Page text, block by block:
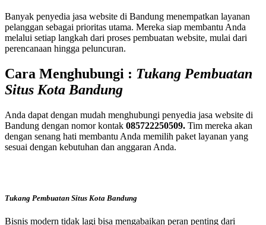
Banyak penyedia jasa website di Bandung menempatkan layanan
pelanggan sebagai prioritas utama. Mereka siap membantu Anda
melalui setiap langkah dari proses pembuatan website, mulai dari
perencanaan hingga peluncuran.
Cara Menghubungi : Tukang Pembuatan
Situs Kota Bandung
Anda dapat dengan mudah menghubungi penyedia jasa website di
Bandung dengan nomor kontak 085722250509. Tim mereka akan
dengan senang hati membantu Anda memilih paket layanan yang
sesuai dengan kebutuhan dan anggaran Anda.
Tukang Pembuatan Situs Kota Bandung
Bisnis modern tidak lagi bisa mengabaikan peran penting dari